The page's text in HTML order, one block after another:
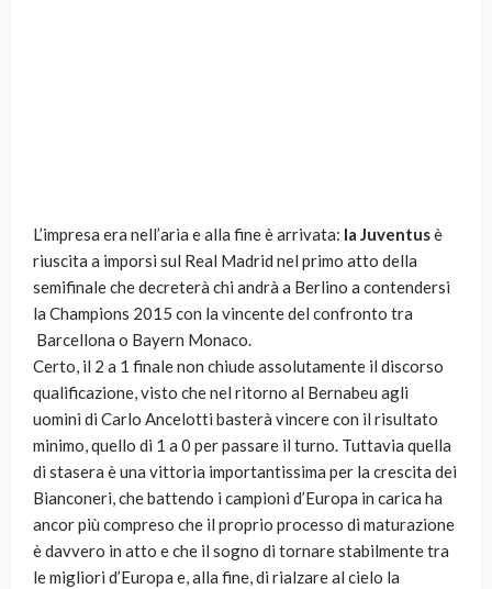
L’impresa era nell’aria e alla fine è arrivata: la Juventusè
riuscita a imporsi sul Real Madrid nel primo atto della
semifinale che decreterà chi andrà a Berlino a contendersi
la Champions 2015 con la vincente del confronto tra
Barcellona o Bayern Monaco.
Certo, il 2 a 1 finale non chiude assolutamente il discorso
qualificazione, visto che nel ritorno al Bernabeu agli
uomini di Carlo Ancelotti basterà vincere con il risultato
minimo, quello di 1 a 0 per passare il turno. Tuttavia quella
di stasera è una vittoria importantissima per la crescita dei
Bianconeri, che battendo i campioni d’Europa in carica ha
ancor più compreso che il proprio processo di maturazione
è davvero in atto e che il sogno di tornare stabilmente tra
le migliori d’Europa e, alla fine, di rialzare al cielo la